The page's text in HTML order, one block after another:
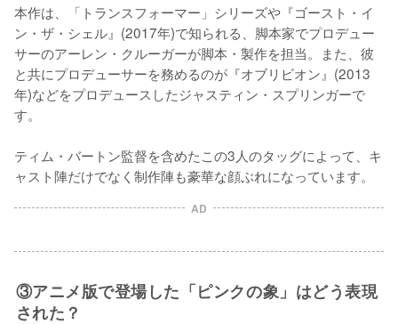
本作は、「トランスフォーマー」シリーズや『ゴースト・イ
ン・ザ・シェル』(2017年)で知られる、脚本家でプロデュー
サーのアーレン・クルーガーが脚本・製作を担当。また、彼
と共にプロデューサーを務めるのが『オブリビオン』(2013
年)などをプロデュースしたジャスティン・スプリンガーで
す。
ティム・バートン監督を含めたこの3人のタッグによって、キ
ャスト陣だけでなく制作陣も豪華な顔ぶれになっています。
AD
③アニメ版で登場した「ピンクの象」はどう表現
された？